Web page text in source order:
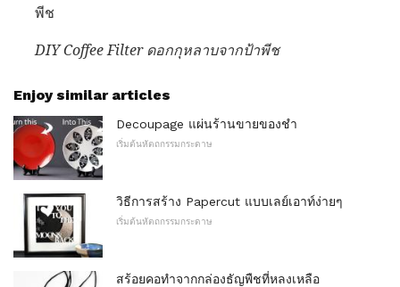
พีช
DIY Coffee Filter ดอกกุหลาบจากป้าพีช
Enjoy similar articles
Decoupage แผ่นร้านขายของชำ
เริ่มต้นหัตถกรรมกระดาษ
วิธีการสร้าง Papercut แบบเลย์เอาท์ง่ายๆ
เริ่มต้นหัตถกรรมกระดาษ
สร้อยคอทำจากกล่องธัญพืชที่หลงเหลือ